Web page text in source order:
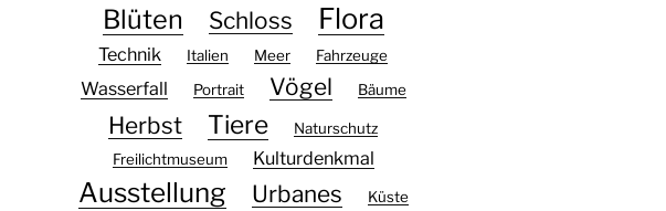
Blüten Schloss Flora
Technik Italien Meer Fahrzeuge
Wasserfall Portrait Vögel Bäume
Herbst Tiere
Naturschutz
Freilichtmuseum
Kulturdenkmal
Ausstellung Urbanes Küste